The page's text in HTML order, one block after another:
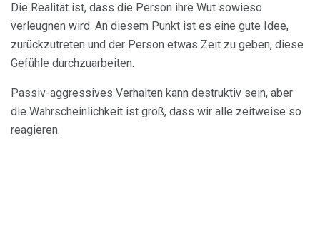
Die Realität ist, dass die Person ihre Wut sowieso
verleugnen wird. An diesem Punkt ist es eine gute Idee,
zurückzutreten und der Person etwas Zeit zu geben, diese
Gefühle durchzuarbeiten.
Passiv-aggressives Verhalten kann destruktiv sein, aber
die Wahrscheinlichkeit ist groß, dass wir alle zeitweise so
reagieren.